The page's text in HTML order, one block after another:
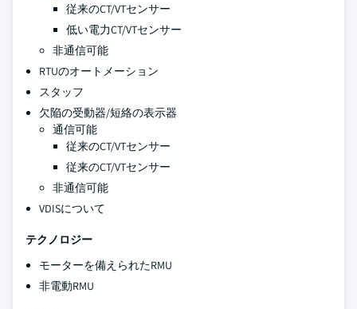
従来のCT/VTセンサー
低い電力CT/VTセンサー
非通信可能
RTUのオートメーション
スタッフ
欠陥の受動器/短絡の表示器
通信可能
従来のCT/VTセンサー
従来のCT/VTセンサー
非通信可能
VDISについて
テクノロジー
モーターを備えられたRMU
非電動RMU